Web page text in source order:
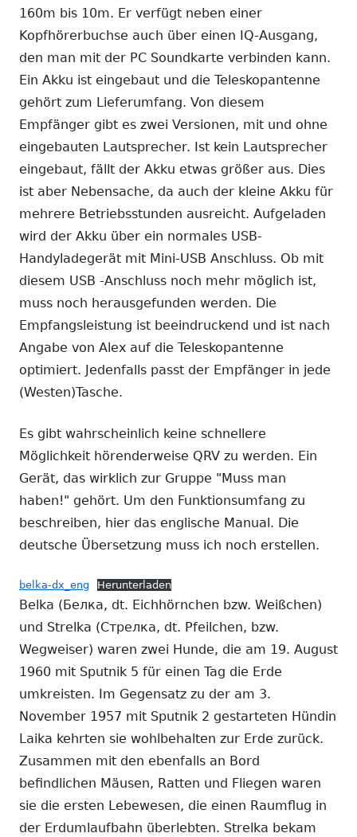
160m bis 10m. Er verfügt neben einer
Kopfhörerbuchse auch über einen IQ-Ausgang,
den man mit der PC Soundkarte verbinden kann.
Ein Akku ist eingebaut und die Teleskopantenne
gehört zum Lieferumfang. Von diesem
Empfänger gibt es zwei Versionen, mit und ohne
eingebauten Lautsprecher. Ist kein Lautsprecher
eingebaut, fällt der Akku etwas größer aus. Dies
ist aber Nebensache, da auch der kleine Akku für
mehrere Betriebsstunden ausreicht. Aufgeladen
wird der Akku über ein normales USB-
Handyladegerät mit Mini-USB Anschluss. Ob mit
diesem USB -Anschluss noch mehr möglich ist,
muss noch herausgefunden werden. Die
Empfangsleistung ist beeindruckend und ist nach
Angabe von Alex auf die Teleskopantenne
optimiert. Jedenfalls passt der Empfänger in jede
(Westen)Tasche.
Es gibt wahrscheinlich keine schnellere
Möglichkeit hörenderweise QRV zu werden. Ein
Gerät, das wirklich zur Gruppe "Muss man
haben!" gehört. Um den Funktionsumfang zu
beschreiben, hier das englische Manual. Die
deutsche Übersetzung muss ich noch erstellen.
belka-dx_eng Herunterladen
Belka (Белка, dt. Eichhörnchen bzw. Weißchen)
und Strelka (Стрелка, dt. Pfeilchen, bzw.
Wegweiser) waren zwei Hunde, die am 19. August
1960 mit Sputnik 5 für einen Tag die Erde
umkreisten. Im Gegensatz zu der am 3.
November 1957 mit Sputnik 2 gestarteten Hündin
Laika kehrten sie wohlbehalten zur Erde zurück.
Zusammen mit den ebenfalls an Bord
befindlichen Mäusen, Ratten und Fliegen waren
sie die ersten Lebewesen, die einen Raumflug in
der Erdumlaufbahn überlebten. Strelka bekam